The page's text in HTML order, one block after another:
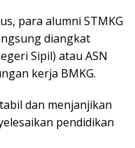
para alumni STMKG
diangkat
Sipil) atau ASN
kerja BMKG.
dan menjanjikan
pendidikan